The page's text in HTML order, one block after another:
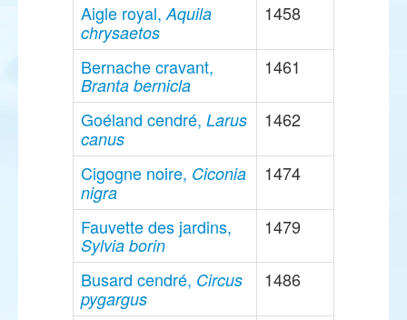
Aigle royal,Aquila
chrysaetos
1458
Bernache cravant,
Branta bernicla
1461
Goéland cendré, Larus
canus
1462
Cigogne noire, Ciconia
nigra
1474
Fauvette des jardins,
Sylvia borin
1479
Busard cendré, Circus
pygargus
1486